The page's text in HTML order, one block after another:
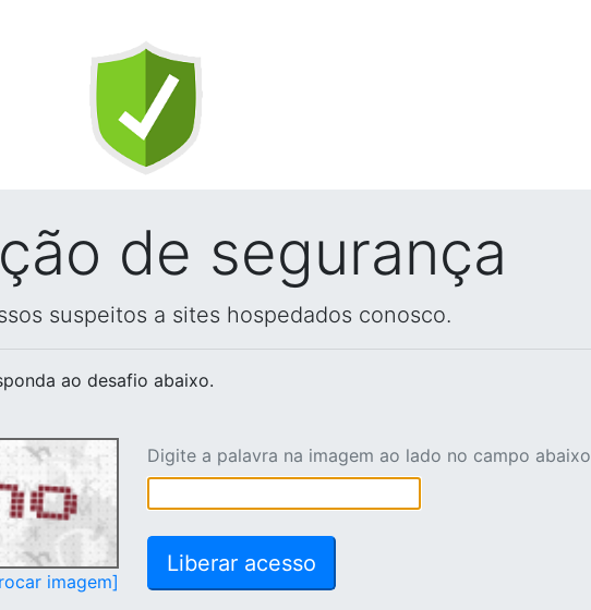
de segurança
suspeitos a sites hospedados conosco.
ao desafio abaixo.
imagem]
Digite a palavra na imagem ao lado no campo abaixo